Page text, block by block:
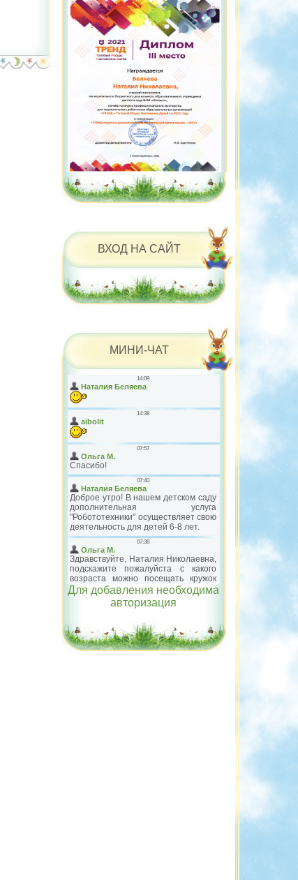
ВХОД НА САЙТ
МИНИ-ЧАТ
Для добавления необходима
авторизация